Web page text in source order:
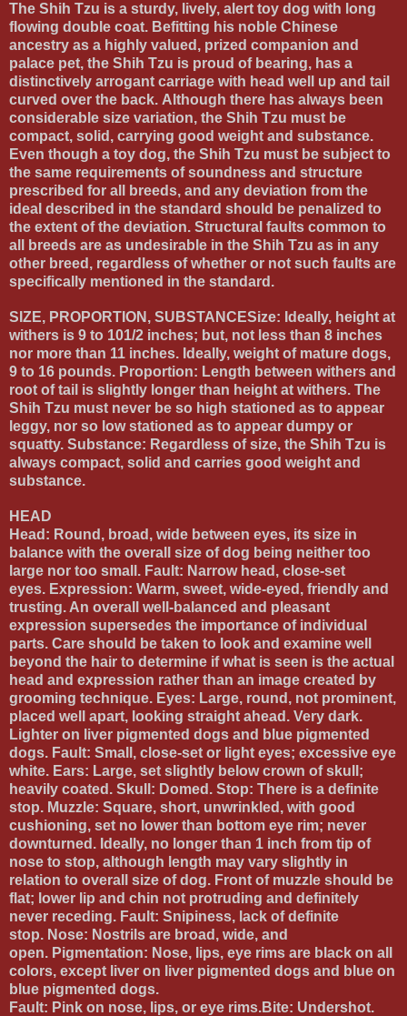
The Shih Tzu is a sturdy, lively, alert toy dog with long
flowing double coat. Befitting his noble Chinese
ancestry as a highly valued, prized companion and
palace pet, the Shih Tzu is proud of bearing, has a
distinctively arrogant carriage with head well up and tail
curved over the back. Although there has always been
considerable size variation, the Shih Tzu must be
compact, solid, carrying good weight and substance.
Even though a toy dog, the Shih Tzu must be subject to
the same requirements of soundness and structure
prescribed for all breeds, and any deviation from the
ideal described in the standard should be penalized to
the extent of the deviation. Structural faults common to
all breeds are as undesirable in the Shih Tzu as in any
other breed, regardless of whether or not such faults are
specifically mentioned in the standard.
SIZE, PROPORTION, SUBSTANCESize: Ideally, height at
withers is 9 to 101/2 inches; but, not less than 8 inches
nor more than 11 inches. Ideally, weight of mature dogs,
9 to 16 pounds. Proportion: Length between withers and
root of tail is slightly longer than height at withers. The
Shih Tzu must never be so high stationed as to appear
leggy, nor so low stationed as to appear dumpy or
squatty. Substance: Regardless of size, the Shih Tzu is
always compact, solid and carries good weight and
substance.
HEAD
Head: Round, broad, wide between eyes, its size in
balance with the overall size of dog being neither too
large nor too small. Fault: Narrow head, close-set
eyes. Expression: Warm, sweet, wide-eyed, friendly and
trusting. An overall well-balanced and pleasant
expression supersedes the importance of individual
parts. Care should be taken to look and examine well
beyond the hair to determine if what is seen is the actual
head and expression rather than an image created by
grooming technique. Eyes: Large, round, not prominent,
placed well apart, looking straight ahead. Very dark.
Lighter on liver pigmented dogs and blue pigmented
dogs. Fault: Small, close-set or light eyes; excessive eye
white. Ears: Large, set slightly below crown of skull;
heavily coated. Skull: Domed. Stop: There is a definite
stop. Muzzle: Square, short, unwrinkled, with good
cushioning, set no lower than bottom eye rim; never
downturned. Ideally, no longer than 1 inch from tip of
nose to stop, although length may vary slightly in
relation to overall size of dog. Front of muzzle should be
flat; lower lip and chin not protruding and definitely
never receding. Fault: Snipiness, lack of definite
stop. Nose: Nostrils are broad, wide, and
open. Pigmentation: Nose, lips, eye rims are black on all
colors, except liver on liver pigmented dogs and blue on
blue pigmented dogs.
Fault: Pink on nose, lips, or eye rims.Bite: Undershot.